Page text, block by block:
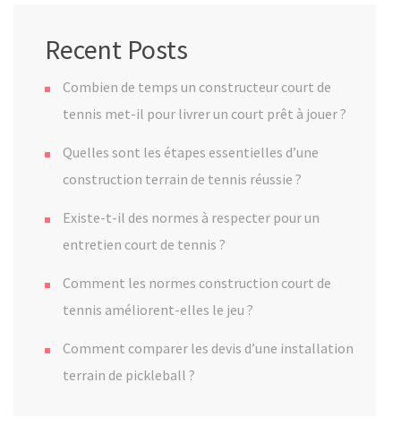
Recent Posts
Combien de temps un constructeur court de
tennis met-il pour livrer un court prêt à jouer ?
Quelles sont les étapes essentielles d’une
construction terrain de tennis réussie ?
Existe-t-il des normes à respecter pour un
entretien court de tennis ?
Comment les normes construction court de
tennis améliorent-elles le jeu ?
Comment comparer les devis d’une installation
terrain de pickleball ?